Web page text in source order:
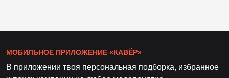
МОБИЛЬНОЕ ПРИЛОЖЕНИЕ «КАВЁР»
В приложении твоя персональная подборка, избранное